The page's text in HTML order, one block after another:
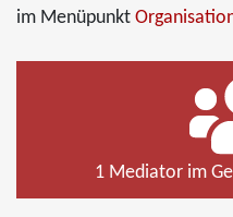
im Menüpunkt
1 Mediator im